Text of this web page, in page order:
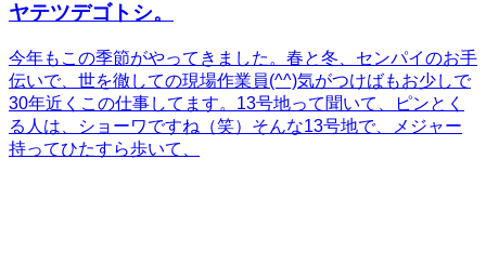
ヤテツデゴトシ。
今年もこの季節がやってきました。春と冬、センパイのお手
伝いで、世を徹しての現場作業員(^^)気がつけばもお少しで
30年近くこの仕事してます。13号地って聞いて、ピンとく
る人は、ショーワですね（笑）そんな13号地で、メジャー
持ってひたすら歩いて、